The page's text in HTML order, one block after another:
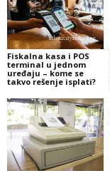
Fiskalna kasa i POS
terminal u jednom
uređaju – kome se
takvo rešenje isplati?